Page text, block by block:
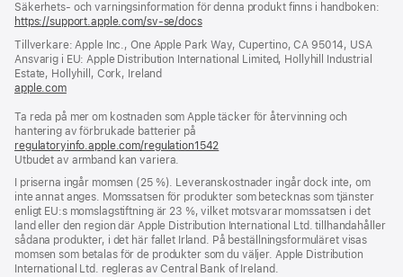
Säkerhets- och varningsinformation för denna produkt finns i handboken:
https://support.apple.com/sv-se/docs(öppnas
ett
nytt
Tillverkare: Apple Inc., One Apple Park Way, Cupertino, CA 95014, USA
Ansvarig i EU: Apple Distribution International Limited, Hollyhill Industrial
Estate, Hollyhill, Cork, Ireland
apple.com(öppnas
ett
nytt
fönster)
Ta reda på mer om kostnaden som Apple täcker för återvinning och
hantering av förbrukade batterier på
regulatoryinfo.apple.com/regulation1542
ett
nytt
fönster)
Utbudet av armband kan variera.
I priserna ingår momsen (25 %). Leveranskostnader ingår dock inte, om
inte annat anges. Momssatsen för produkter som betecknas som tjänster
enligt EU:s momslagstiftning är 23 %, vilket motsvarar momssatsen i det
land eller den region där Apple Distribution International Ltd. tillhandahåller
sådana produkter, i det här fallet Irland. På beställningsformuläret visas
momsen som betalas för de produkter som du väljer. Apple Distribution
International Ltd. regleras av Central Bank of Ireland.